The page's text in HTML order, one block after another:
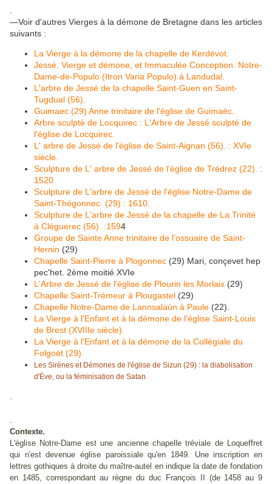
—Voir d'autres Vierges à la démone de Bretagne dans les articles
suivants :
La Vierge à la démone de la chapelle de Kerdévot.
Jessé, Vierge et démone, et Immaculée Conception. Notre-
Dame-de-Populo (Itron Varia Populo) à Landudal.
L'arbre de Jessé de la chapelle Saint-Guen en Saint-
Tugdual (56).
Guimaec (29) Anne trinitaire de l'église de Guimaëc.
Arbre sculpté de Locquirec : L'Arbre de Jessé sculpté de
l'église de Locquirec.
L' arbre de Jessé de l'église de Saint-Aignan (56). : XVIe
siècle.
Sculpture de L' arbre de Jessé de l'église de Trédrez (22). :
1520
Sculpture de L'arbre de Jessé de l'église Notre-Dame de
Saint-Thégonnec. (29) : 1610.
Sculpture de L'arbre de Jessé de la chapelle de La Trinité
à Cléguerec (56). :1594
Groupe de Sainte Anne trinitaire de l'ossuaire de Saint-
Hernin (29)
Chapelle Saint-Pierre à Plogonnec (29) Mari, conçevet hep
pec'het. 2ème moitié XVIe
L'Arbre de Jessé de l'église de Plourin les Morlaix (29)
Chapelle Saint-Trémeur à Plougastel (29)
Chapelle Notre-Dame de Lannsalaün à Paule (22).
La Vierge à l'Enfant et à la démone de l'église Saint-Louis
de Brest (XVIIIe siècle).
La Vierge à l'Enfant et à la démone de la Collégiale du
Folgoët (29).
Les Sirènes et Démones de l'église de Sizun (29) : la diabolisation
d'Ève, ou la féminisation de Satan.
Contexte.
L'église Notre-Dame est une ancienne chapelle tréviale de Loqueffret
qui n'est devenue église paroissiale qu'en 1849. Une inscription en
lettres gothiques à droite du maître-autel en indique la date de fondation
en 1485, correspondant au règne du duc François II (de 1458 au 9